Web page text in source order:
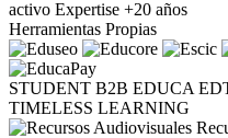
activo Expertise +20 años
Herramientas Propias
STUDENT B2B EDUCA
TIMELESS LEARNING